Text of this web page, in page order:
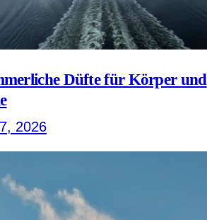
Düfte für Körper und
2026